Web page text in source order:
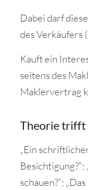
Dabei darf
des Verkäufers
Kauft ein
seitens des
Maklervertrag
Theorie trifft
„Ein
schauen?“;